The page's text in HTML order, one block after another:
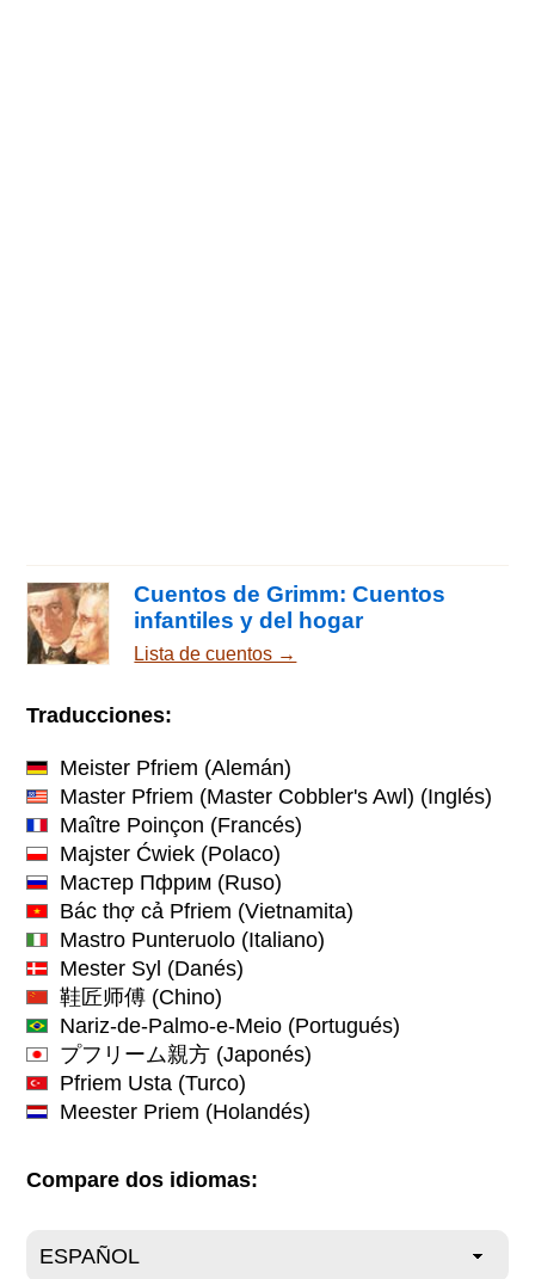
Cuentos de Grimm: Cuentos
infantiles y del hogar
Lista de cuentos →
Traducciones:
Meister Pfriem (Alemán)
Master Pfriem (Master Cobbler's Awl) (Inglés)
Maître Poinçon (Francés)
Majster Ćwiek (Polaco)
Мастер Пфрим (Ruso)
Bác thợ cả Pfriem (Vietnamita)
Mastro Punteruolo (Italiano)
Mester Syl (Danés)
鞋匠师傅 (Chino)
Nariz-de-Palmo-e-Meio (Portugués)
プフリーム親方 (Japonés)
Pfriem Usta (Turco)
Meester Priem (Holandés)
Compare dos idiomas: